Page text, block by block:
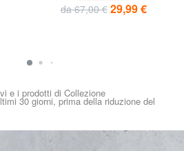
da 67,00 € 29,99 €
e i prodotti di Collezione
30 giorni, prima della riduzione del